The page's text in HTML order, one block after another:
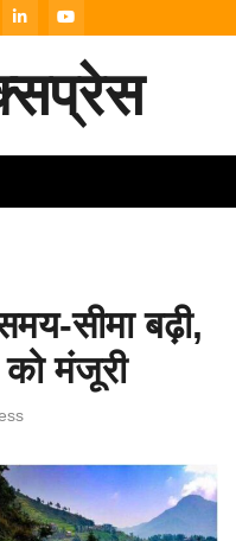
सीमा बढ़ी,
मंजूरी